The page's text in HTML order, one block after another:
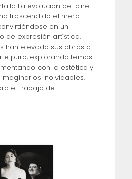
La evolución del cine
trascendido el mero
en un
de expresión artística.
han elevado sus obras a
puro, explorando temas
con la estética y
inolvidables.
el trabajo de…